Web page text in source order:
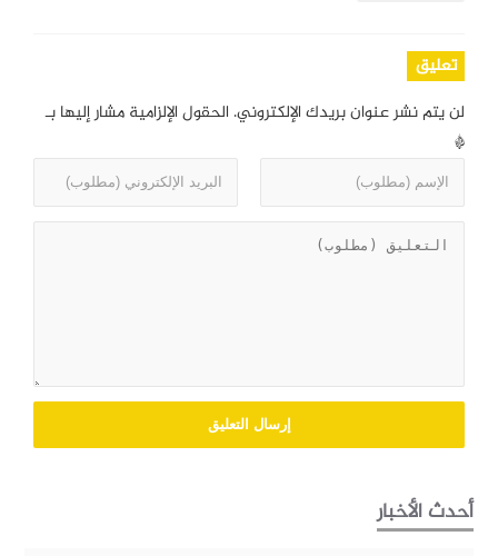
تعليق
لن يتم نشر عنوان بريدك الإلكتروني. الحقول الإلزامية مشار إليها بـ
*
أحدث الأخبار